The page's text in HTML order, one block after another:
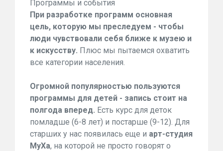
Программы и события
При разработке программ основная
цель, которую мы преследуем - чтобы
люди чувствовали себя ближе к музею и
к искусству. Плюс мы пытаемся охватить
все категории населения.
Огромной популярностью пользуются
программы для детей - запись стоит на
полгода вперед. Есть курс для деток
помладше (6-8 лет) и постарше (9-12). Для
старших у нас появилась еще и арт-студия
МуХа, на которой не просто говорят о